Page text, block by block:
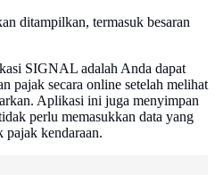
ditampilkan, termasuk besaran
SIGNAL adalah Anda dapat
pajak secara online setelah melihat
Aplikasi ini juga menyimpan
perlu memasukkan data yang
pajak kendaraan.